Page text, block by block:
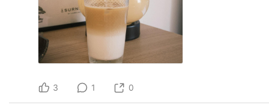
3 1 0